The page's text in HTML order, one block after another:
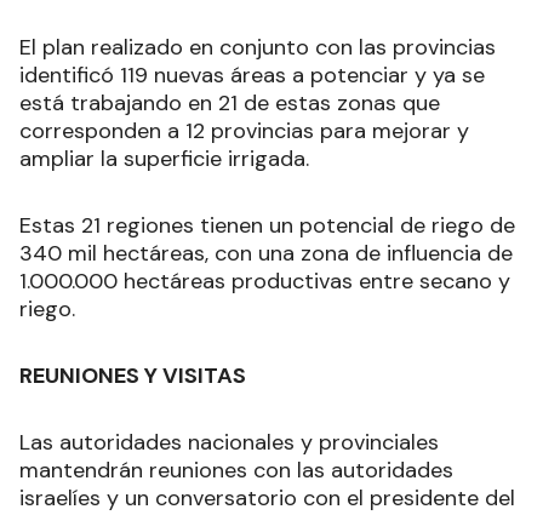
El plan realizado en conjunto con las provincias
identificó 119 nuevas áreas a potenciar y ya se
está trabajando en 21 de estas zonas que
corresponden a 12 provincias para mejorar y
ampliar la superficie irrigada.
Estas 21 regiones tienen un potencial de riego de
340 mil hectáreas, con una zona de influencia de
1.000.000 hectáreas productivas entre secano y
riego.
REUNIONES Y VISITAS
Las autoridades nacionales y provinciales
mantendrán reuniones con las autoridades
israelíes y un conversatorio con el presidente del